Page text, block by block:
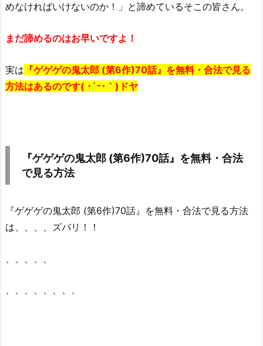
めなければいけないのか！」 と諦めているそこの皆さん。
まだ諦めるのはお早いですよ！
実は 『ゲゲゲの鬼太郎 (第6作)70話』を無料・合法で見る
方法はあるのです( ･´ｰ･｀)ドヤ
『ゲゲゲの鬼太郎 (第6作)70話』を無料・合法
で見る方法
『ゲゲゲの鬼太郎 (第6作)70話』を無料・合法で見る方法
は、、、、ズバリ！！
、、、、、、、、